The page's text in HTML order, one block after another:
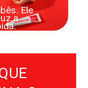
Ele
a